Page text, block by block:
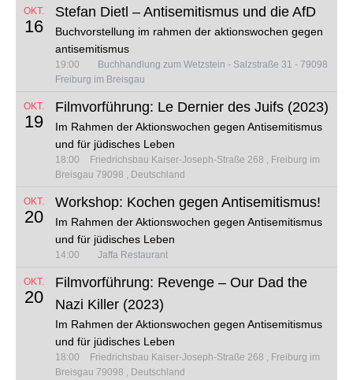
OKT.
16
Stefan Dietl – Antisemitismus und die AfD
Buchvorstellung im rahmen der aktionswochen gegen
antisemitismus
19:00
Buchhandlung zum Wetzstein - Salzstraße 31 - 79098
Freiburg im Breisgau
OKT.
19
Filmvorführung: Le Dernier des Juifs (2023)
Im Rahmen der Aktionswochen gegen Antisemitismus
und für jüdisches Leben
18:00 Friedrichsbau Kaiser-Joseph-Straße 268
Freiburg im
Breisgau 79098
Deutschland
OKT.
20
Workshop: Kochen gegen Antisemitismus!
Im Rahmen der Aktionswochen gegen Antisemitismus
und für jüdisches Leben
14:00 Jaffa Restaurant
OKT.
20
Filmvorführung: Revenge – Our Dad the
Nazi Killer (2023)
Im Rahmen der Aktionswochen gegen Antisemitismus
und für jüdisches Leben
18:00 Friedrichsbau Kaiser-Joseph-Straße 268
Freiburg im
Breisgau 79098
Deutschland